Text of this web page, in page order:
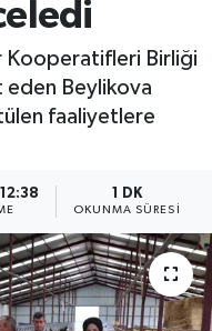
Kooperatifleri Birliği
eden Beylikova
faaliyetlere
1 DK
OKUNMA SÜRESI